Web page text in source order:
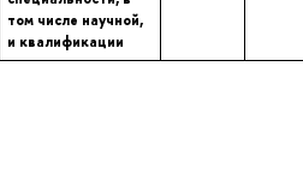
том числе научной,
и квалификации